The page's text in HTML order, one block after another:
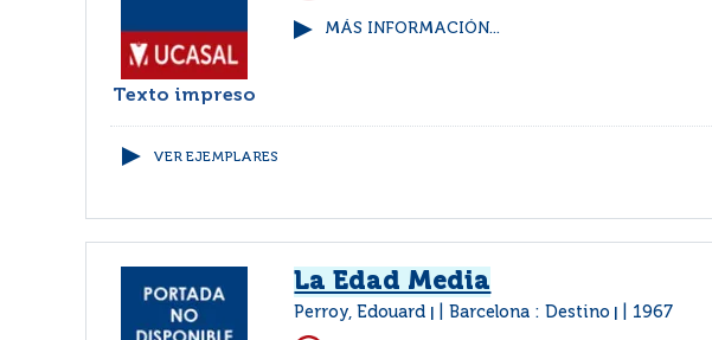
Texto impreso
MÁS INFORMACIÓN...
VER EJEMPLARES
La Edad Media
Perroy, Edouard Barcelona : Destino 1967